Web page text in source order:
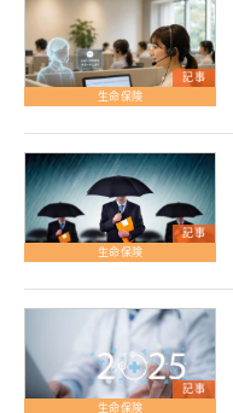
記事
生命保険
記事
生命保険
記事
生命保険